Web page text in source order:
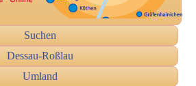
Suchen
Dessau-Roßlau
Umland